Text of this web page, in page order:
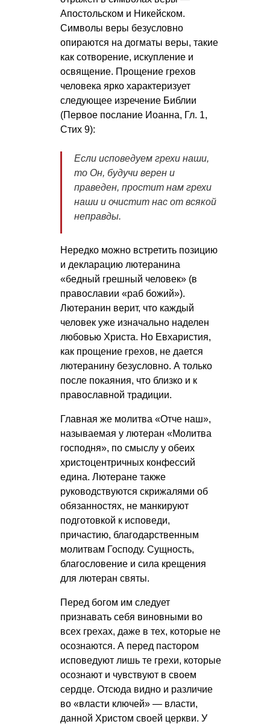
Апостольском и Никейском.
Символы веры безусловно
опираются на догматы веры, такие
как сотворение, искупление и
освящение. Прощение грехов
человека ярко характеризует
следующее изречение Библии
(Первое послание Иоанна, Гл. 1,
Стих 9):
Если исповедуем грехи наши,
то Он, будучи верен и
праведен, простит нам грехи
наши и очистит нас от всякой
неправды.
Нередко можно встретить позицию
и декларацию лютеранина
«бедный грешный человек» (в
православии «раб божий»).
Лютеранин верит, что каждый
человек уже изначально наделен
любовью Христа. Но Евхаристия,
как прощение грехов, не дается
лютеранину безусловно. А только
после покаяния, что близко и к
православной традиции.
Главная же молитва «Отче наш»,
называемая у лютеран «Молитва
господня», по смыслу у обеих
христоцентричных конфессий
едина. Лютеране также
руководствуются скрижалями об
обязанностях, не манкируют
подготовкой к исповеди,
причастию, благодарственным
молитвам Господу. Сущность,
благословение и сила крещения
для лютеран святы.
Перед богом им следует
признавать себя виновными во
всех грехах, даже в тех, которые не
осознаются. А перед пастором
исповедуют лишь те грехи, которые
осознают и чувствуют в своем
сердце. Отсюда видно и различие
во «власти ключей» — власти,
данной Христом своей церкви. У